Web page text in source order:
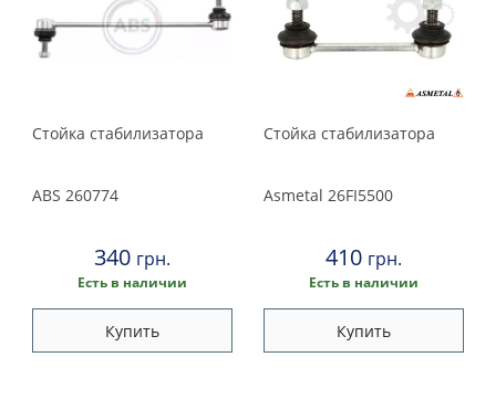
Стойка стабилизатора
ABS 260774
340 грн.
Есть в наличии
Купить
Стойка стабилизатора
Asmetal 26FI5500
410 грн.
Есть в наличии
Купить